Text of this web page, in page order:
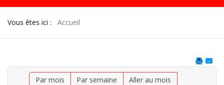
Vous êtes ici : Accueil
Par mois Par semaine
Aller au mois